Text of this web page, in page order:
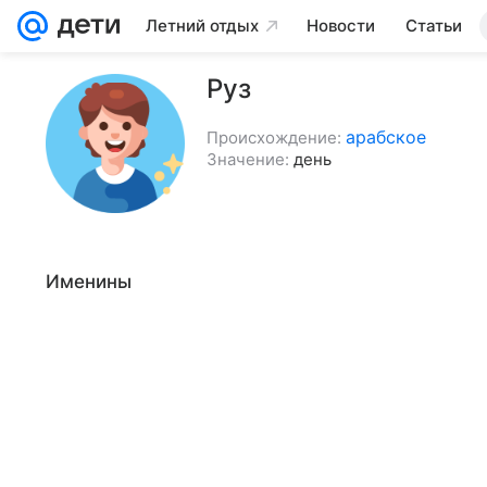
Летний отдых Новости Статьи
Руз
Происхождение: арабское
Значение: день
Именины